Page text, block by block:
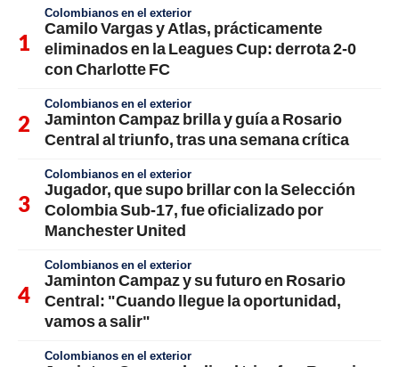
Colombianos en el exterior
Camilo Vargas y Atlas, prácticamente
eliminados en la Leagues Cup: derrota 2-0
con Charlotte FC
Colombianos en el exterior
Jaminton Campaz brilla y guía a Rosario
Central al triunfo, tras una semana crítica
Colombianos en el exterior
Jugador, que supo brillar con la Selección
Colombia Sub-17, fue oficializado por
Manchester United
Colombianos en el exterior
Jaminton Campaz y su futuro en Rosario
Central: "Cuando llegue la oportunidad,
vamos a salir"
Colombianos en el exterior